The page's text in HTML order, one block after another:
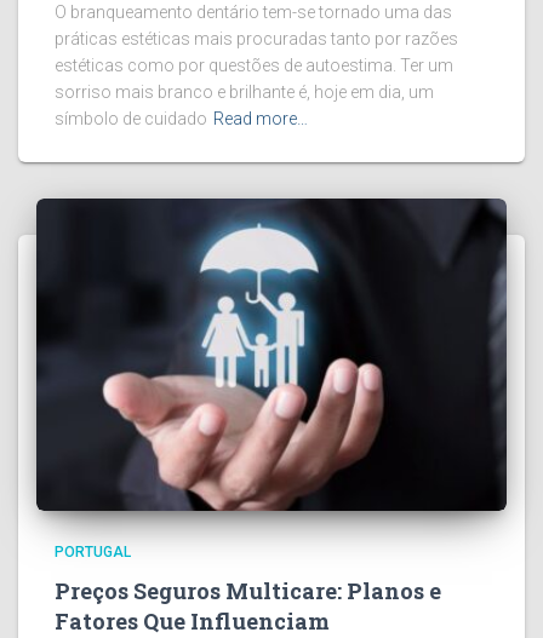
O branqueamento dentário tem-se tornado uma das
práticas estéticas mais procuradas tanto por razões
estéticas como por questões de autoestima. Ter um
sorriso mais branco e brilhante é, hoje em dia, um
símbolo de cuidado Read more…
PORTUGAL
Preços Seguros Multicare: Planos e
Fatores Que Influenciam